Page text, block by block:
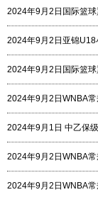
2024年9月2日国际篮
2024年9月2日亚锦U18
2024年9月2日国际篮
2024年9月2日WNBA
2024年9月1日 中乙保
2024年9月2日WNBA
2024年9月2日WNBA